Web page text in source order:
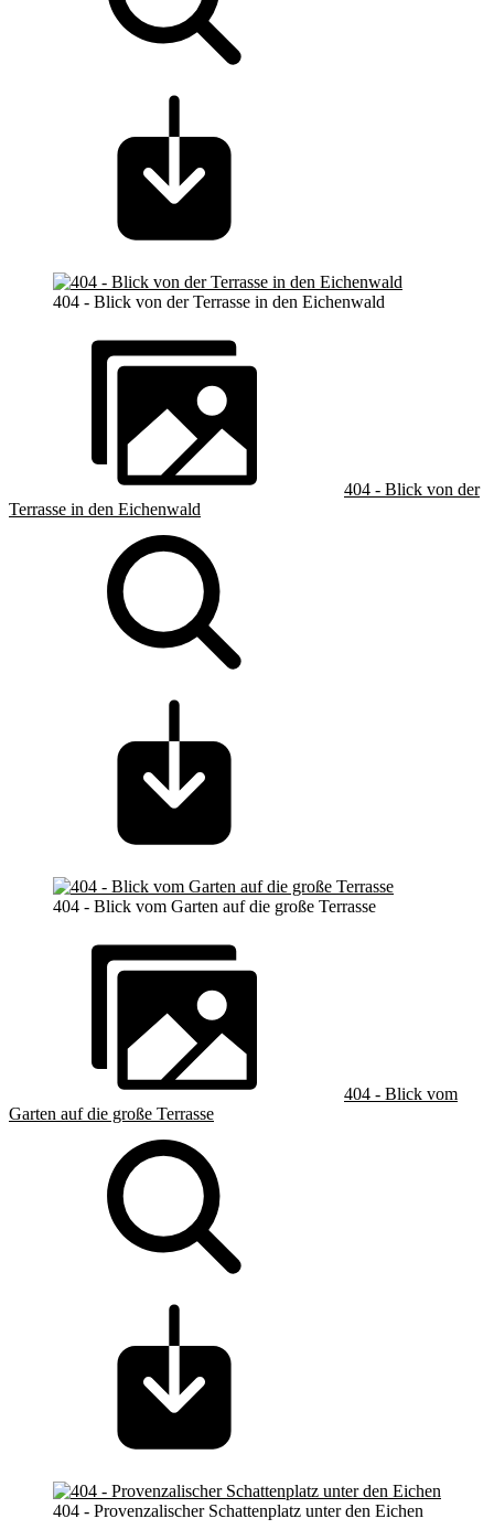
404 - Blick von der Terrasse in den Eichenwald
404 - Blick von der
Terrasse in den Eichenwald
404 - Blick vom Garten auf die große Terrasse
404 - Blick vom
Garten auf die große Terrasse
404 - Provenzalischer Schattenplatz unter den Eichen